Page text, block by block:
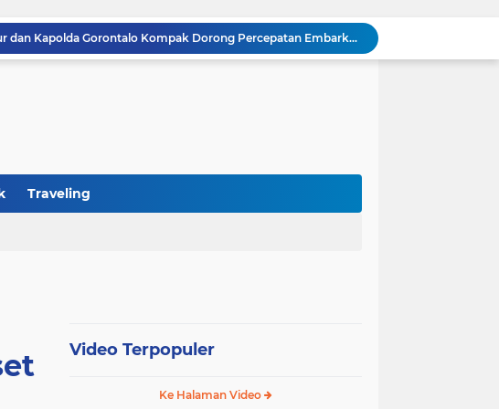
Gubernur dan Kapolda Gorontalo Kompak Dorong Percepatan Embarkasi Haji Penuh
Satker Polda Gorontalo Borong Penghargaan Treasury Award 2025 dari Kanwil DJPb
Riset Ilmiah Ungkap Dampak Kronis PETI di Pohuwato, Pencemaran Merkuri Kian Meluas
Traveling
Video Terpopuler
Ke Halaman Video